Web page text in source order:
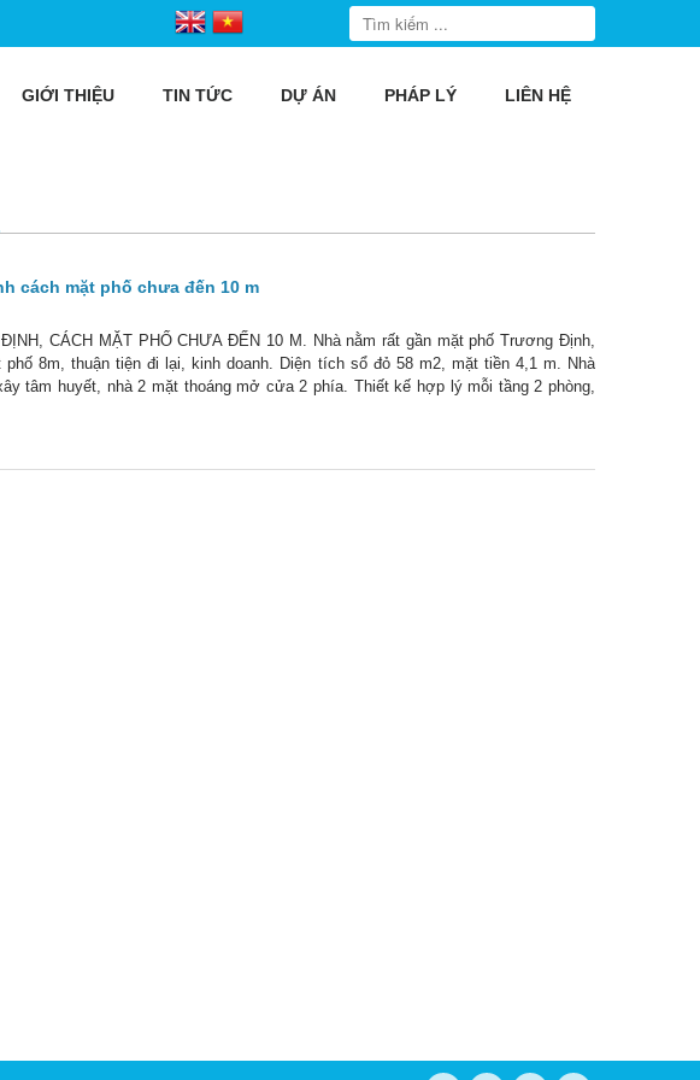
GIỚI THIỆU TIN TỨC DỰ ÁN PHÁP LÝ LIÊN HỆ
cách mặt phố chưa đến 10 m
CÁCH MẶT PHỐ CHƯA ĐẾN 10 M. Nhà nằm rất gần mặt phố Trương Định,
8m, thuận tiện đi lại, kinh doanh. Diện tích sổ đỏ 58 m2, mặt tiền 4,1 m. Nhà
tâm huyết, nhà 2 mặt thoáng mở cửa 2 phía. Thiết kế hợp lý mỗi tầng 2 phòng,